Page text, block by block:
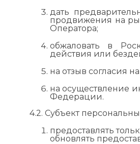
дать
продвижения на
Оператора;
обжаловать в
действия или
на отзыв согласия
на осуществление
Федерации.
4.2. Субъект
предоставлять
обновлять